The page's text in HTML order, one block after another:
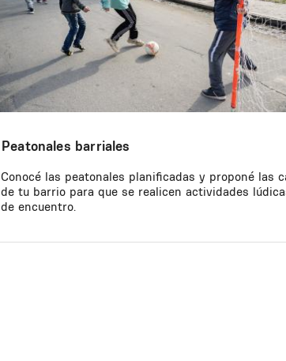
Peatonales barriales
Conocé las peatonales planificadas y proponé las
de tu barrio para que se realicen actividades
de encuentro.